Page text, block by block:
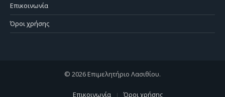
Επικοινωνία
Όροι χρήσης
© 2026 Επιμελητήριο Λασιθίου.
Επικοινωνία Όροι χρήσης